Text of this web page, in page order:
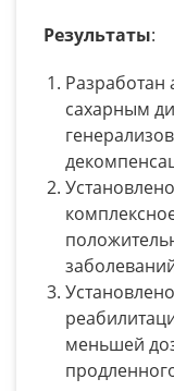
Результаты:
Разработан
сахарным
меньшей